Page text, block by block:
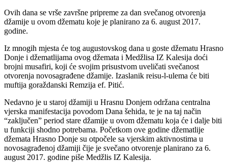
Ovih dana se vrše završne pripreme za dan svečanog otvorenja
džamije u ovom džematu koje je planirano za 6. august 2017.
godine.
Iz mnogih mjesta će tog augustovskog dana u goste džematu Hrasno
Donje i džematlijama ovog džemata i Medžlisa IZ Kalesija doći
brojni musafiri, koji će svojim prisustvom uveličati svečanost
otvorenja novosagrađene džamije. Izaslanik reisu-l-ulema će biti
muftija goraždanski Remzija ef. Pitić.
Nedavno je u staroj džamiji u Hrasnu Donjem održana centralna
vjerska manifestacija povodom Dana šehida, te je na taj način
“zaključen” period stare džamije u ovom džematu koja će i dalje biti
u funkciji shodno potrebama. Početkom ove godine džematlije
džemata Hrasno Donje su otpočele sa vjerskim aktivnostima u
novosagrađenoj džamiji čije je svečano otvorenje planirano za 6.
august 2017. godine piše Medžlis IZ Kalesija.